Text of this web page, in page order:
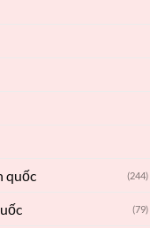
quốc (244)
(79)